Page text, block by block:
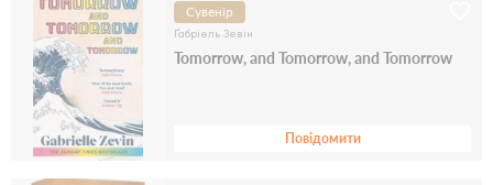
Сувенір
Ґабріель Зевін
Tomorrow, and Tomorrow, and Tomorrow
Повідомити